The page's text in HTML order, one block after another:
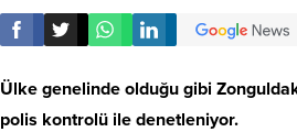
Ülke genelinde olduğu gibi
polis kontrolü ile denetleniyor.